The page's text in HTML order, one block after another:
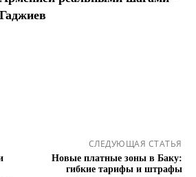
Гаджиев
СЛЕДУЮЩАЯ СТАТЬЯ
Новые платные зоны в Баку:
гибкие тарифы и штрафы